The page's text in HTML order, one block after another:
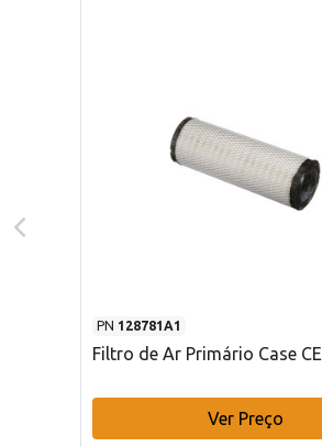
PN 128781A1
Filtro de Ar Primário Case CE
Ver Preço